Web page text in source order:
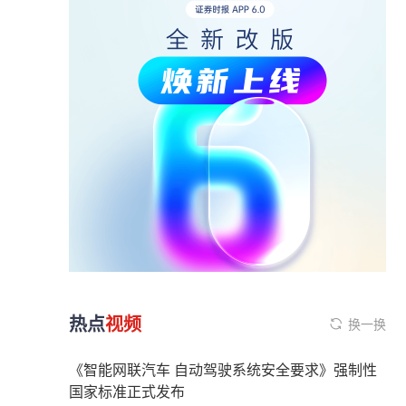
热点视频 换一换
《智能网联汽车 自动驾驶系统安全要求》强制性
国家标准正式发布